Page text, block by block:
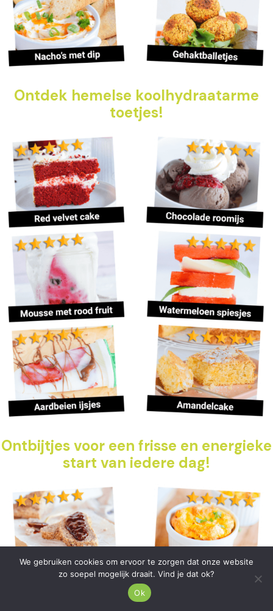
Ontdek hemelse koolhydraatarme
toetjes!
Ontbijtjes voor een frisse en energieke
start van iedere dag!
We gebruiken cookies om ervoor te zorgen dat onze website
zo soepel mogelijk draait. Vind je dat ok?
Ok